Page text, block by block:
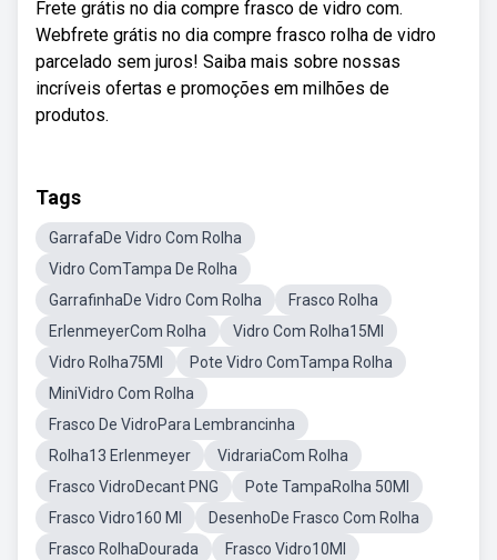
Frete grátis no dia compre frasco de vidro com.
Webfrete grátis no dia compre frasco rolha de vidro
parcelado sem juros! Saiba mais sobre nossas
incríveis ofertas e promoções em milhões de
produtos.
Tags
GarrafaDe Vidro Com Rolha
Vidro ComTampa De Rolha
GarrafinhaDe Vidro Com Rolha
Frasco Rolha
ErlenmeyerCom Rolha
Vidro Com Rolha15Ml
Vidro Rolha75Ml
Pote Vidro ComTampa Rolha
MiniVidro Com Rolha
Frasco De VidroPara Lembrancinha
Rolha13 Erlenmeyer
VidrariaCom Rolha
Frasco VidroDecant PNG
Pote TampaRolha 50Ml
Frasco Vidro160 Ml
DesenhoDe Frasco Com Rolha
Frasco RolhaDourada
Frasco Vidro10Ml